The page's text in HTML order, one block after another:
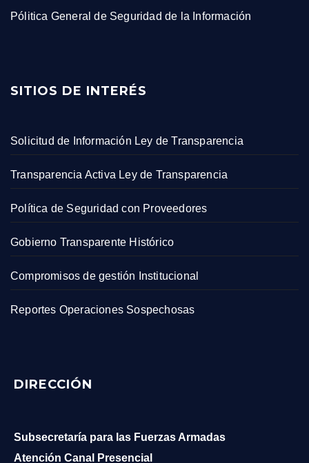
Pólitica General de Seguridad de la Información
SITIOS DE INTERÉS
Solicitud de Información Ley de Transparencia
Transparencia Activa Ley de Transparencia
Política de Seguridad con Proveedores
Gobierno Transparente Histórico
Compromisos de gestión Institucional
Reportes Operaciones Sospechosas
DIRECCIÓN
Subsecretaría para las Fuerzas Armadas
Atención Canal Presencial